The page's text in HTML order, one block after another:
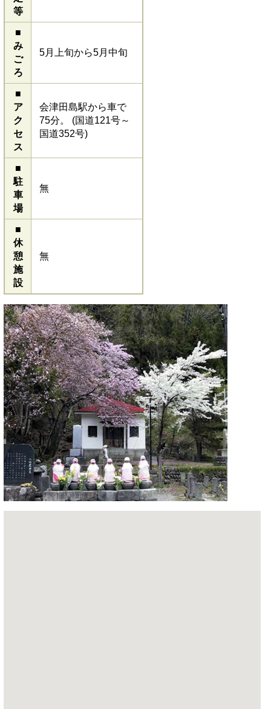
等
■
み
ご
ろ
5月上旬から5月中旬
■
ア
ク
セ
ス
会津田島駅から車で
75分。 (国道121号～
国道352号)
■
駐
車
場
無
■
休
憩
施
設
無